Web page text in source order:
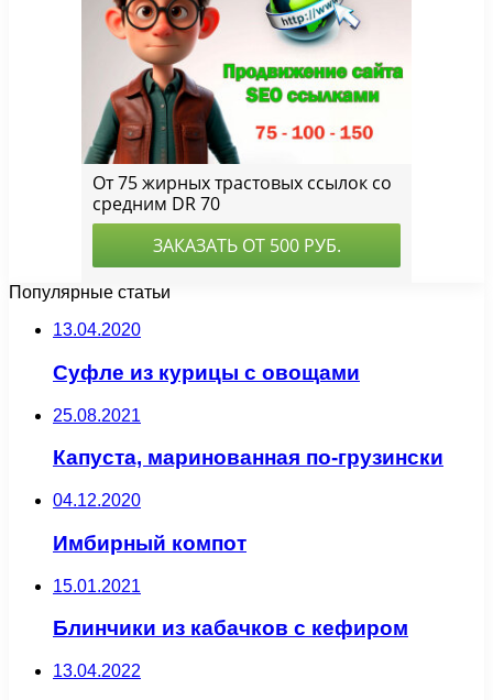
Популярные статьи
13.04.2020
Суфле из курицы с овощами
25.08.2021
Капуста, маринованная по-грузински
04.12.2020
Имбирный компот
15.01.2021
Блинчики из кабачков с кефиром
13.04.2022